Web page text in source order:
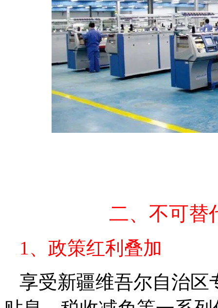
二、不可替
1、政策红利叠加
享受新疆维吾尔自治区